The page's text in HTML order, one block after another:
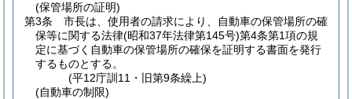
(保管場所の証明)
第3条
市長は、使用者の請求により、自動車の保管場所の確
保等に関する法律(昭和37年法律第145号)第4条第1項の規
定に基づく自動車の保管場所の確保を証明する書面を発行
するものとする。
(平12庁訓11・旧第9条繰上)
(自動車の制限)